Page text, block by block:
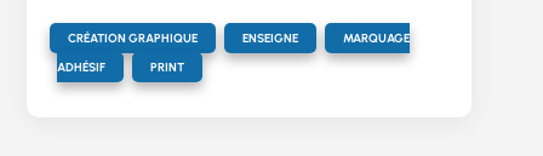
CRÉATION GRAPHIQUE
,
ENSEIGNE
,
MARQUAGE
ADHÉSIF
,
PRINT